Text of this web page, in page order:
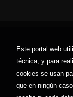
Este portal web
técnica, y para
cookies se usan
que en ningún